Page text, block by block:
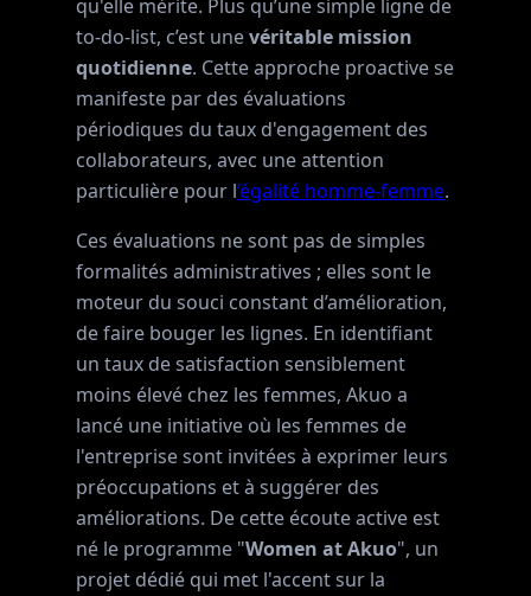
qu'elle mérite. Plus qu’une simple ligne de
to-do-list, c’est unevéritable mission
quotidienne. Cette approche proactive se
manifeste par des évaluations
périodiques du taux d'engagement des
collaborateurs, avec une attention
particulière pour l’égalité homme-femme.
Ces évaluations ne sont pas de simples
formalités administratives ; elles sont le
moteur du souci constant d’amélioration,
de faire bouger les lignes. En identifiant
un taux de satisfaction sensiblement
moins élevé chez les femmes, Akuo a
lancé une initiative où les femmes de
l'entreprise sont invitées à exprimer leurs
préoccupations et à suggérer des
améliorations. De cette écoute active est
né le programme "Women at Akuo", un
projet dédié qui met l'accent sur la